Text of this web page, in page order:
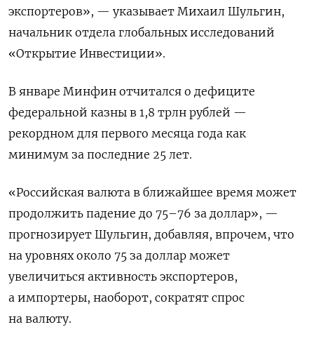
экспортеров», — указывает Михаил Шульгин,
начальник отдела глобальных исследований
«Открытие Инвестиции».
В январе Минфин отчитался о дефиците
федеральной казны в 1,8 трлн рублей —
рекордном для первого месяца года как
минимум за последние 25 лет.
«Российская валюта в ближайшее время может
продолжить падение до 75–76 за доллар», —
прогнозирует Шульгин, добавляя, впрочем, что
на уровнях около 75 за доллар может
увеличиться активность экспортеров,
а импортеры, наоборот, сократят спрос
на валюту.